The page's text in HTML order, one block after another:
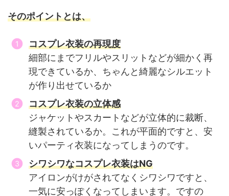
そのポイントとは、
コスプレ衣装の再現度
細部にまでフリルやスリットなどが細かく再
現できているか、ちゃんと綺麗なシルエット
が作り出せているか
コスプレ衣装の立体感
ジャケットやスカートなどが立体的に裁断、
縫製されているか。これが平面的ですと、安
いパーティ衣装になってしまうのです。
シワシワなコスプレ衣装はNG
アイロンがけがされてなくシワシワですと、
一気に安っぽくなってしまいます。ですの